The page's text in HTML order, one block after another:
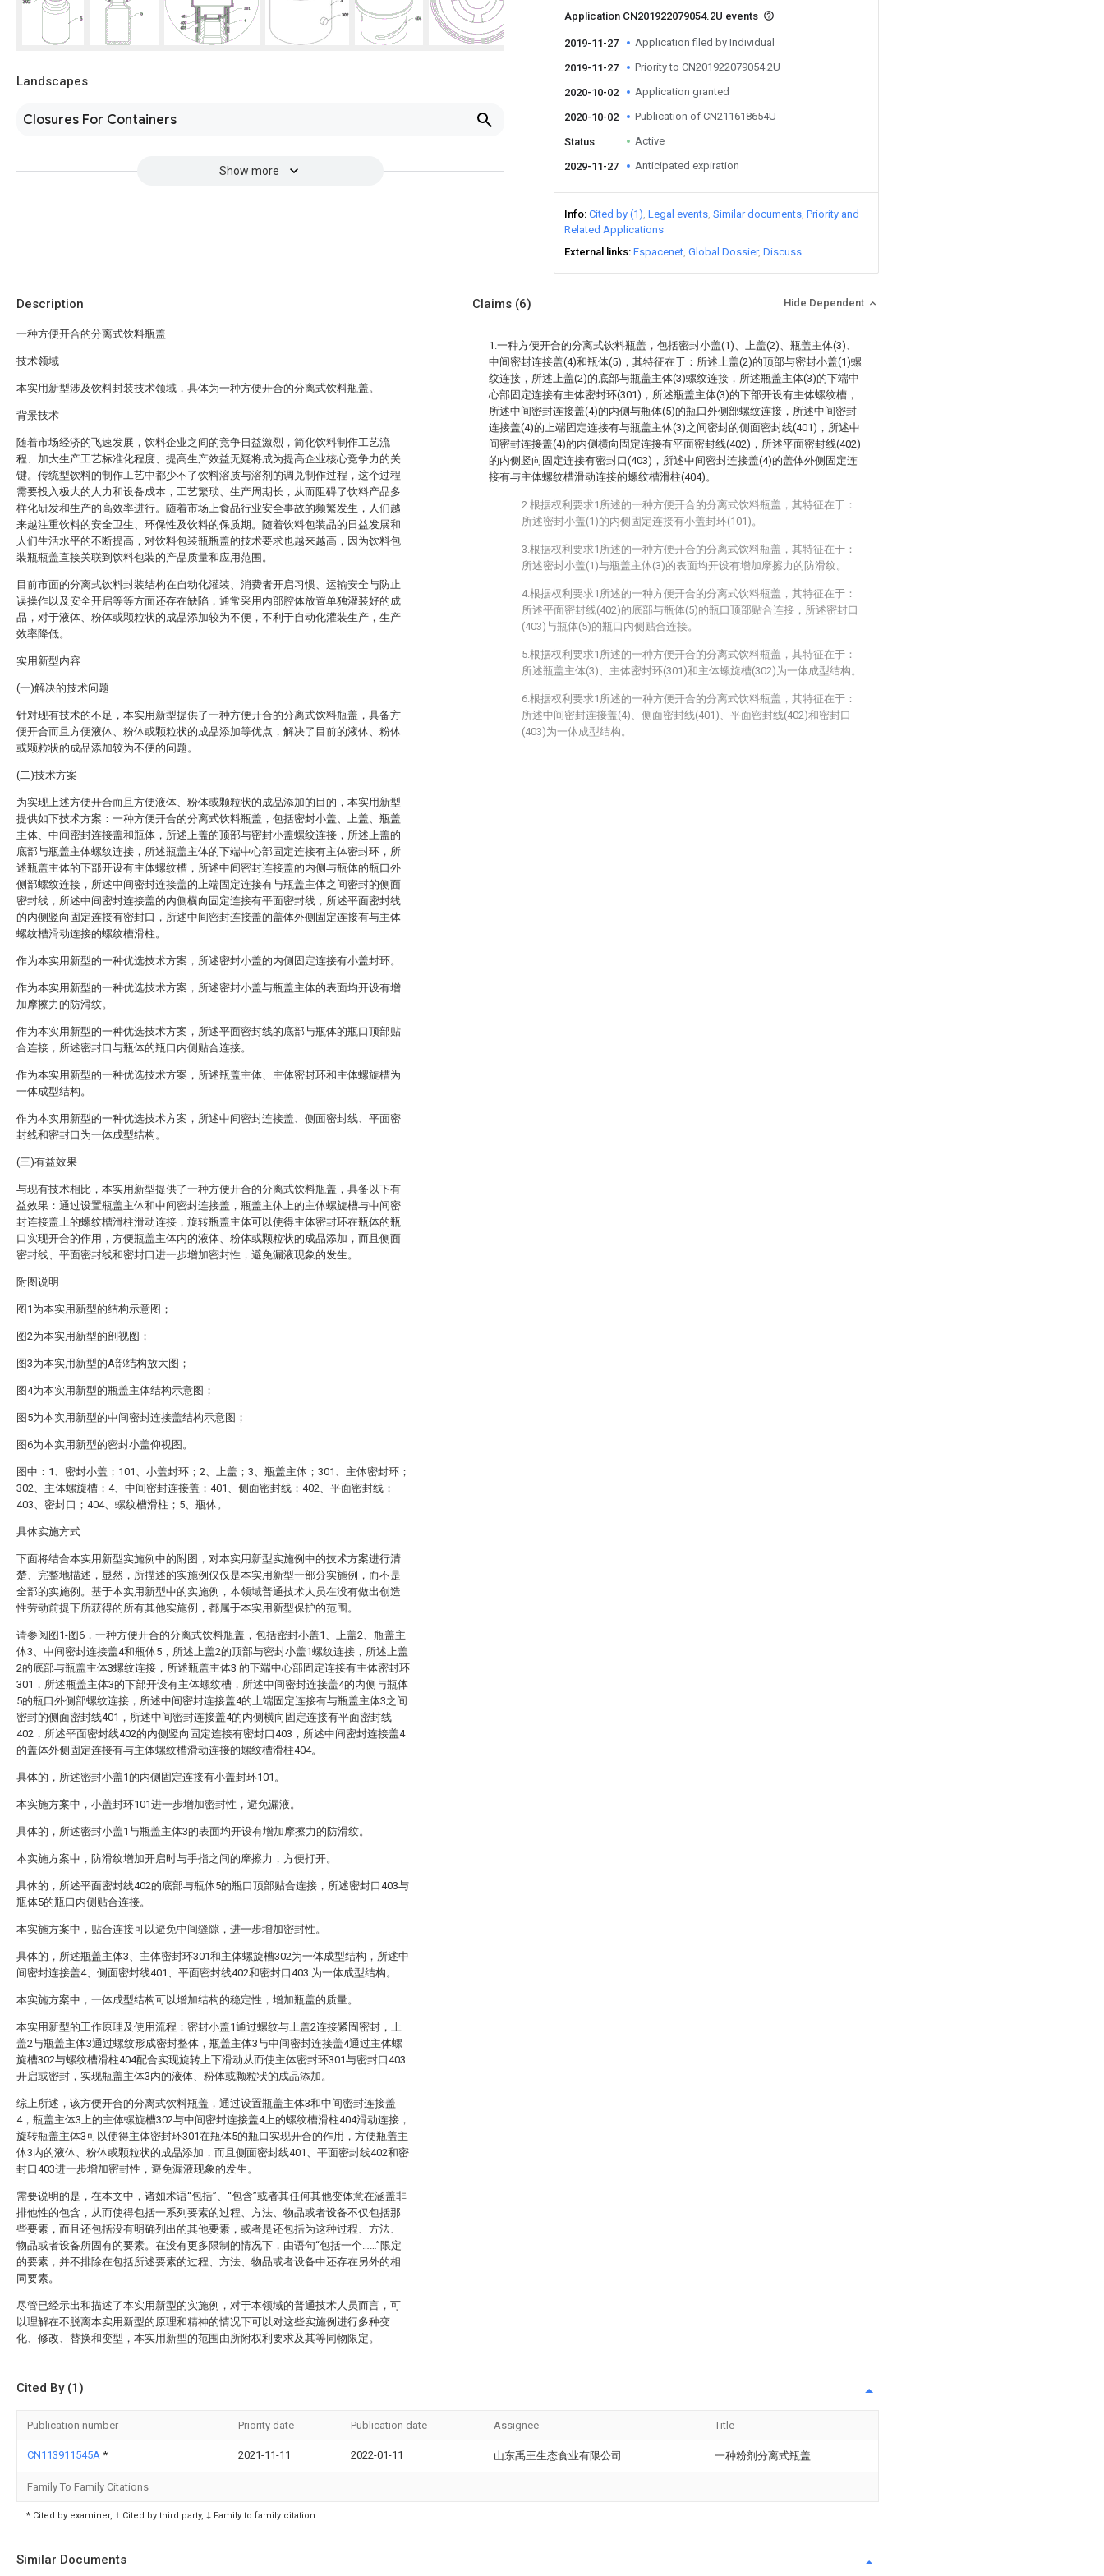
Landscapes
Closures For Containers
Show more
Application CN201922079054.2U events
2019-11-27 Application filed by Individual
2019-11-27 Priority to CN201922079054.2U
2020-10-02 Application granted
2020-10-02 Publication of CN211618654U
Status Active
2029-11-27 Anticipated expiration
Info Cited by (1) Legal events Similar documents Priority and
Related Applications
External links Espacenet Global Dossier Discuss
Description
一种方便开合的分离式饮料瓶盖
技术领域
本实用新型涉及饮料封装技术领域，具体为一种方便开合的分离式饮料瓶盖。
背景技术
随着市场经济的飞速发展，饮料企业之间的竞争日益激烈，简化饮料制作工艺流
程、加大生产工艺标准化程度、提高生产效益无疑将成为提高企业核心竞争力的关
键。传统型饮料的制作工艺中都少不了饮料溶质与溶剂的调兑制作过程，这个过程
需要投入极大的人力和设备成本，工艺繁琐、生产周期长，从而阻碍了饮料产品多
样化研发和生产的高效率进行。随着市场上食品行业安全事故的频繁发生，人们越
来越注重饮料的安全卫生、环保性及饮料的保质期。随着饮料包装品的日益发展和
人们生活水平的不断提高，对饮料包装瓶瓶盖的技术要求也越来越高，因为饮料包
装瓶瓶盖直接关联到饮料包装的产品质量和应用范围。
目前市面的分离式饮料封装结构在自动化灌装、消费者开启习惯、运输安全与防止
误操作以及安全开启等等方面还存在缺陷，通常采用内部腔体放置单独灌装好的成
品，对于液体、粉体或颗粒状的成品添加较为不便，不利于自动化灌装生产，生产
效率降低。
实用新型内容
(一)解决的技术问题
针对现有技术的不足，本实用新型提供了一种方便开合的分离式饮料瓶盖，具备方
便开合而且方便液体、粉体或颗粒状的成品添加等优点，解决了目前的液体、粉体
或颗粒状的成品添加较为不便的问题。
(二)技术方案
为实现上述方便开合而且方便液体、粉体或颗粒状的成品添加的目的，本实用新型
提供如下技术方案：一种方便开合的分离式饮料瓶盖，包括密封小盖、上盖、瓶盖
主体、中间密封连接盖和瓶体，所述上盖的顶部与密封小盖螺纹连接，所述上盖的
底部与瓶盖主体螺纹连接，所述瓶盖主体的下端中心部固定连接有主体密封环，所
述瓶盖主体的下部开设有主体螺纹槽，所述中间密封连接盖的内侧与瓶体的瓶口外
侧部螺纹连接，所述中间密封连接盖的上端固定连接有与瓶盖主体之间密封的侧面
密封线，所述中间密封连接盖的内侧横向固定连接有平面密封线，所述平面密封线
的内侧竖向固定连接有密封口，所述中间密封连接盖的盖体外侧固定连接有与主体
螺纹槽滑动连接的螺纹槽滑柱。
作为本实用新型的一种优选技术方案，所述密封小盖的内侧固定连接有小盖封环。
作为本实用新型的一种优选技术方案，所述密封小盖与瓶盖主体的表面均开设有增
加摩擦力的防滑纹。
作为本实用新型的一种优选技术方案，所述平面密封线的底部与瓶体的瓶口顶部贴
合连接，所述密封口与瓶体的瓶口内侧贴合连接。
作为本实用新型的一种优选技术方案，所述瓶盖主体、主体密封环和主体螺旋槽为
一体成型结构。
作为本实用新型的一种优选技术方案，所述中间密封连接盖、侧面密封线、平面密
封线和密封口为一体成型结构。
(三)有益效果
与现有技术相比，本实用新型提供了一种方便开合的分离式饮料瓶盖，具备以下有
益效果：通过设置瓶盖主体和中间密封连接盖，瓶盖主体上的主体螺旋槽与中间密
封连接盖上的螺纹槽滑柱滑动连接，旋转瓶盖主体可以使得主体密封环在瓶体的瓶
口实现开合的作用，方便瓶盖主体内的液体、粉体或颗粒状的成品添加，而且侧面
密封线、平面密封线和密封口进一步增加密封性，避免漏液现象的发生。
附图说明
图1为本实用新型的结构示意图；
图2为本实用新型的剖视图；
图3为本实用新型的A部结构放大图；
图4为本实用新型的瓶盖主体结构示意图；
图5为本实用新型的中间密封连接盖结构示意图；
图6为本实用新型的密封小盖仰视图。
图中：1、密封小盖；101、小盖封环；2、上盖；3、瓶盖主体；301、主体密封环；
302、主体螺旋槽；4、中间密封连接盖；401、侧面密封线；402、平面密封线；
403、密封口；404、螺纹槽滑柱；5、瓶体。
具体实施方式
下面将结合本实用新型实施例中的附图，对本实用新型实施例中的技术方案进行清
楚、完整地描述，显然，所描述的实施例仅仅是本实用新型一部分实施例，而不是
全部的实施例。基于本实用新型中的实施例，本领域普通技术人员在没有做出创造
性劳动前提下所获得的所有其他实施例，都属于本实用新型保护的范围。
请参阅图1-图6，一种方便开合的分离式饮料瓶盖，包括密封小盖1、上盖2、瓶盖主
体3、中间密封连接盖4和瓶体5，所述上盖2的顶部与密封小盖1螺纹连接，所述上盖
2的底部与瓶盖主体3螺纹连接，所述瓶盖主体3 的下端中心部固定连接有主体密封环
301，所述瓶盖主体3的下部开设有主体螺纹槽，所述中间密封连接盖4的内侧与瓶体
5的瓶口外侧部螺纹连接，所述中间密封连接盖4的上端固定连接有与瓶盖主体3之间
密封的侧面密封线401，所述中间密封连接盖4的内侧横向固定连接有平面密封线
402，所述平面密封线402的内侧竖向固定连接有密封口403，所述中间密封连接盖4
的盖体外侧固定连接有与主体螺纹槽滑动连接的螺纹槽滑柱404。
具体的，所述密封小盖1的内侧固定连接有小盖封环101。
本实施方案中，小盖封环101进一步增加密封性，避免漏液。
具体的，所述密封小盖1与瓶盖主体3的表面均开设有增加摩擦力的防滑纹。
本实施方案中，防滑纹增加开启时与手指之间的摩擦力，方便打开。
具体的，所述平面密封线402的底部与瓶体5的瓶口顶部贴合连接，所述密封口403与
瓶体5的瓶口内侧贴合连接。
本实施方案中，贴合连接可以避免中间缝隙，进一步增加密封性。
具体的，所述瓶盖主体3、主体密封环301和主体螺旋槽302为一体成型结构，所述中
间密封连接盖4、侧面密封线401、平面密封线402和密封口403 为一体成型结构。
本实施方案中，一体成型结构可以增加结构的稳定性，增加瓶盖的质量。
本实用新型的工作原理及使用流程：密封小盖1通过螺纹与上盖2连接紧固密封，上
盖2与瓶盖主体3通过螺纹形成密封整体，瓶盖主体3与中间密封连接盖4通过主体螺
旋槽302与螺纹槽滑柱404配合实现旋转上下滑动从而使主体密封环301与密封口403
开启或密封，实现瓶盖主体3内的液体、粉体或颗粒状的成品添加。
综上所述，该方便开合的分离式饮料瓶盖，通过设置瓶盖主体3和中间密封连接盖
4，瓶盖主体3上的主体螺旋槽302与中间密封连接盖4上的螺纹槽滑柱404滑动连接，
旋转瓶盖主体3可以使得主体密封环301在瓶体5的瓶口实现开合的作用，方便瓶盖主
体3内的液体、粉体或颗粒状的成品添加，而且侧面密封线401、平面密封线402和密
封口403进一步增加密封性，避免漏液现象的发生。
需要说明的是，在本文中，诸如术语“包括”、“包含”或者其任何其他变体意在涵盖非
排他性的包含，从而使得包括一系列要素的过程、方法、物品或者设备不仅包括那
些要素，而且还包括没有明确列出的其他要素，或者是还包括为这种过程、方法、
物品或者设备所固有的要素。在没有更多限制的情况下，由语句“包括一个……”限定
的要素，并不排除在包括所述要素的过程、方法、物品或者设备中还存在另外的相
同要素。
尽管已经示出和描述了本实用新型的实施例，对于本领域的普通技术人员而言，可
以理解在不脱离本实用新型的原理和精神的情况下可以对这些实施例进行多种变
化、修改、替换和变型，本实用新型的范围由所附权利要求及其等同物限定。
Claims (6) Hide Dependent
1.一种方便开合的分离式饮料瓶盖，包括密封小盖(1)、上盖(2)、瓶盖主体(3)、
中间密封连接盖(4)和瓶体(5)，其特征在于：所述上盖(2)的顶部与密封小盖(1)螺
纹连接，所述上盖(2)的底部与瓶盖主体(3)螺纹连接，所述瓶盖主体(3)的下端中
心部固定连接有主体密封环(301)，所述瓶盖主体(3)的下部开设有主体螺纹槽，
所述中间密封连接盖(4)的内侧与瓶体(5)的瓶口外侧部螺纹连接，所述中间密封
连接盖(4)的上端固定连接有与瓶盖主体(3)之间密封的侧面密封线(401)，所述中
间密封连接盖(4)的内侧横向固定连接有平面密封线(402)，所述平面密封线(402)
的内侧竖向固定连接有密封口(403)，所述中间密封连接盖(4)的盖体外侧固定连
接有与主体螺纹槽滑动连接的螺纹槽滑柱(404)。
2.根据权利要求1所述的一种方便开合的分离式饮料瓶盖，其特征在于：
所述密封小盖(1)的内侧固定连接有小盖封环(101)。
3.根据权利要求1所述的一种方便开合的分离式饮料瓶盖，其特征在于：
所述密封小盖(1)与瓶盖主体(3)的表面均开设有增加摩擦力的防滑纹。
4.根据权利要求1所述的一种方便开合的分离式饮料瓶盖，其特征在于：
所述平面密封线(402)的底部与瓶体(5)的瓶口顶部贴合连接，所述密封口
(403)与瓶体(5)的瓶口内侧贴合连接。
5.根据权利要求1所述的一种方便开合的分离式饮料瓶盖，其特征在于：
所述瓶盖主体(3)、主体密封环(301)和主体螺旋槽(302)为一体成型结构。
6.根据权利要求1所述的一种方便开合的分离式饮料瓶盖，其特征在于：
所述中间密封连接盖(4)、侧面密封线(401)、平面密封线(402)和密封口
(403)为一体成型结构。
Cited By (1)
Publication number Priority date Publication date Assignee Title
CN113911545A * 2021-11-11 2022-01-11 山东禹王生态食业有限公司 一种粉剂分离式瓶盖
Family To Family Citations
* Cited by examiner, † Cited by third party, ‡ Family to family citation
Similar Documents